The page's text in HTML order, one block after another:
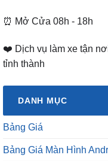
⏰ Mở Cửa 08h - 18h
❤️ Dịch vụ làm xe tận
tỉnh thành
DANH MỤC
Bảng Giá
Bảng Giá Màn Hình